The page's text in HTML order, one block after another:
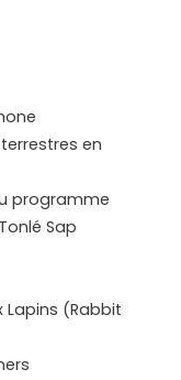
en
programme
Sap
Lapins (Rabbit